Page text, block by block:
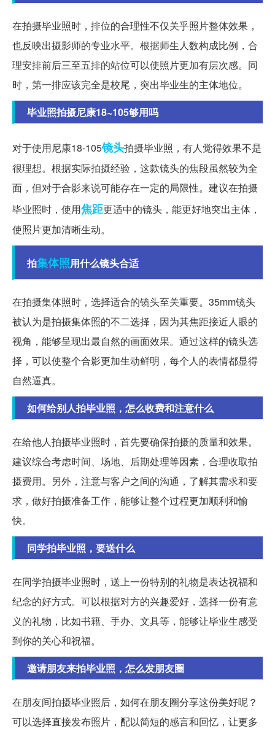
在拍摄毕业照时，排位的合理性不仅关乎照片整体效果，
也反映出摄影师的专业水平。根据师生人数构成比例，合
理安排前后三至五排的站位可以使照片更加有层次感。同
时，第一排应该完全是校尾，突出毕业生的主体地位。
毕业照拍摄尼康18~105够用吗
对于使用尼康18-105镜头拍摄毕业照，有人觉得效果不是
很理想。根据实际拍摄经验，这款镜头的焦段虽然较为全
面，但对于合影来说可能存在一定的局限性。建议在拍摄
毕业照时，使用焦距更适中的镜头，能更好地突出主体，
使照片更加清晰生动。
拍集体照用什么镜头合适
在拍摄集体照时，选择适合的镜头至关重要。35mm镜头
被认为是拍摄集体照的不二选择，因为其焦距接近人眼的
视角，能够呈现出最自然的画面效果。通过这样的镜头选
择，可以使整个合影更加生动鲜明，每个人的表情都显得
自然逼真。
如何给别人拍毕业照，怎么收费和注意什么
在给他人拍摄毕业照时，首先要确保拍摄的质量和效果。
建议综合考虑时间、场地、后期处理等因素，合理收取拍
摄费用。另外，注意与客户之间的沟通，了解其需求和要
求，做好拍摄准备工作，能够让整个过程更加顺利和愉
快。
同学拍毕业照，要送什么
在同学拍摄毕业照时，送上一份特别的礼物是表达祝福和
纪念的好方式。可以根据对方的兴趣爱好，选择一份有意
义的礼物，比如书籍、手办、文具等，能够让毕业生感受
到你的关心和祝福。
邀请朋友来拍毕业照，怎么发朋友圈
在朋友间拍摄毕业照后，如何在朋友圈分享这份美好呢？
可以选择直接发布照片，配以简短的感言和回忆，让更多